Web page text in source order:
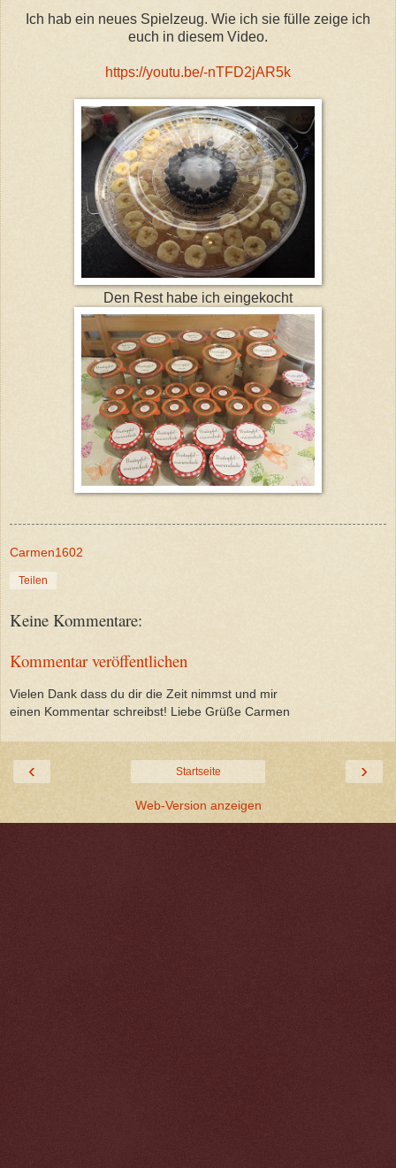
Ich hab ein neues Spielzeug. Wie ich sie fülle zeige ich
euch in diesem Video.
https://youtu.be/-nTFD2jAR5k
Den Rest habe ich eingekocht
Carmen1602
Teilen
Keine Kommentare:
Kommentar veröffentlichen
Vielen Dank dass du dir die Zeit nimmst und mir
einen Kommentar schreibst! Liebe Grüße Carmen
‹ ›
Startseite
Web-Version anzeigen